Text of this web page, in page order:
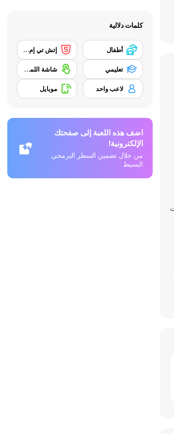
كلمات دلالية
أطفال إتش تي إم إل 5
تعليمي شاشة اللمس
لاعب واحد موبايل
اضف هذه اللعبة إلى صفحتك
الإلكترونية!
من خلال تضمين السطر البرمجي
البسيط